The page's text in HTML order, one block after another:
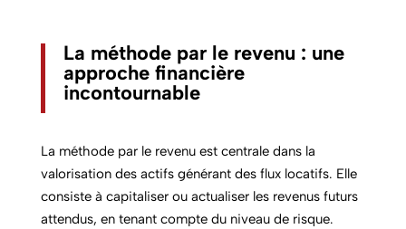
La méthode par le revenu : une
approche financière
incontournable
La méthode par le revenu est centrale dans la
valorisation des actifs générant des flux locatifs. Elle
consiste à capitaliser ou actualiser les revenus futurs
attendus, en tenant compte du niveau de risque.